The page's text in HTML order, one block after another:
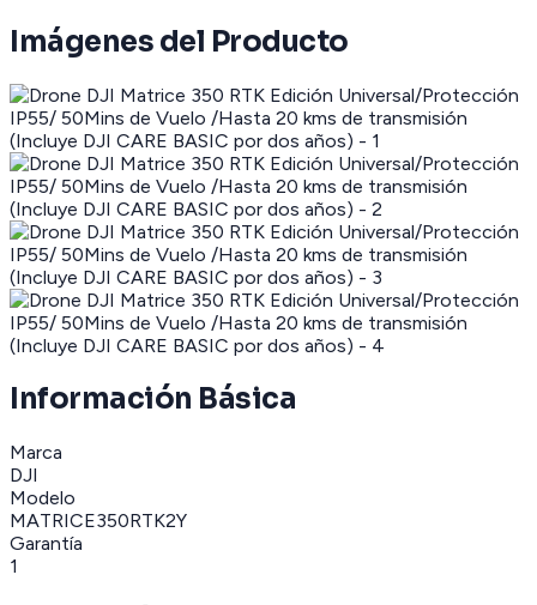
Imágenes del Producto
Información Básica
Marca
DJI
Modelo
MATRICE350RTK2Y
Garantía
1